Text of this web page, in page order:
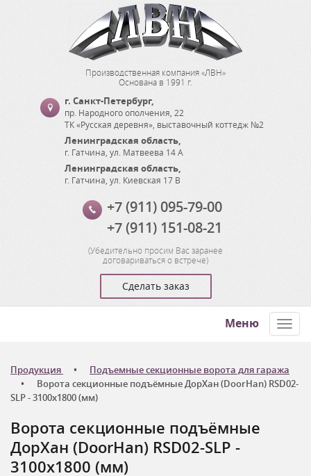
Производственная компания «ЛВН»
Основана в 1991 г.
г. Санкт-Петербург,
пр. Народного ополчения, 22
ТК «Русская деревня», выставочный коттедж №2
Ленинградская область,
г. Гатчина ул. Матвеева 14 А
Ленинградская область,
г. Гатчина ул. Киевская 17 В
+7 (911) 095-79-00
+7 (911) 151-08-21
(Убедительно просим Вас заранее
договариваться о встрече)
Сделать заказ
Меню
Продукция
Подъемные секционные ворота для гаража
Ворота секционные подъёмные ДорХан (DoorHan) RSD02-
SLP - 3100x1800 (мм)
Ворота секционные подъёмные
ДорХан (DoorHan) RSD02-SLP -
3100x1800 (мм)